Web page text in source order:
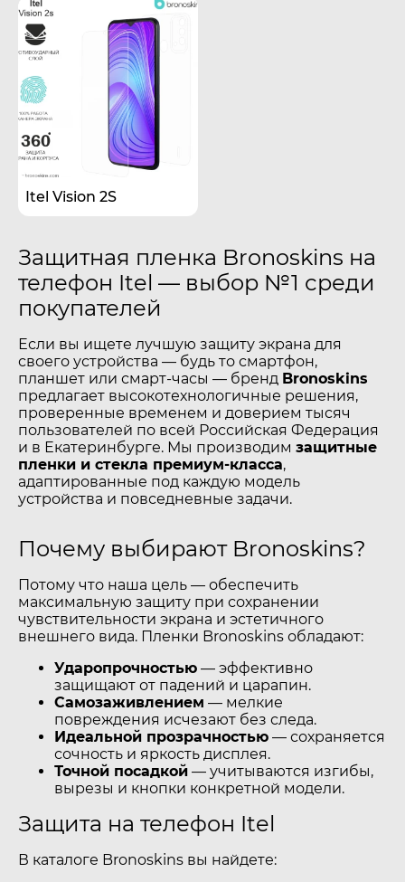
Itel Vision 2S
Защитная пленка Bronoskins на
телефон Itel — выбор №1 среди
покупателей
Если вы ищете лучшую защиту экрана для
своего устройства — будь то смартфон,
планшет или смарт-часы — бренд Bronoskins
предлагает высокотехнологичные решения,
проверенные временем и доверием тысяч
пользователей по всей Российская Федерация
и в Екатеринбурге. Мы производим защитные
пленки и стекла премиум-класса,
адаптированные под каждую модель
устройства и повседневные задачи.
Почему выбирают Bronoskins?
Потому что наша цель — обеспечить
максимальную защиту при сохранении
чувствительности экрана и эстетичного
внешнего вида. Пленки Bronoskins обладают:
Ударопрочностью — эффективно
защищают от падений и царапин.
Самозаживлением — мелкие
повреждения исчезают без следа.
Идеальной прозрачностью — сохраняется
сочность и яркость дисплея.
Точной посадкой — учитываются изгибы,
вырезы и кнопки конкретной модели.
Защита на телефон Itel
В каталоге Bronoskins вы найдете: